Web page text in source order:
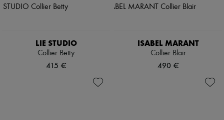
LIE STUDIO
Collier Betty
415 €
ISABEL MARANT
Collier Blair
490 €